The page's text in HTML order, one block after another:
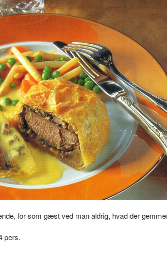
for som gæst ved man aldrig, hvad der
pers.